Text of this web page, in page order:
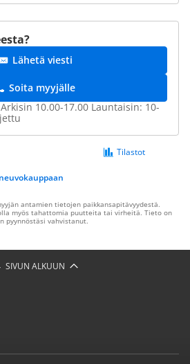
Lähetä viesti
Soita myyjälle
10.00-17.00 Launtaisin: 10-
Tilastot
antamien tietojen paikkansapitävyydestä.
myös tahattomia puutteita tai virheitä. Tieto on
pyynnöstäsi vahvistanut.
SIVUN ALKUUN